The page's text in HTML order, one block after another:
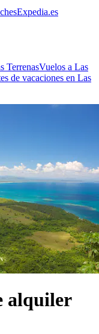
Expedia.es
TerrenasVuelos a Las
de vacaciones en Las
alquiler